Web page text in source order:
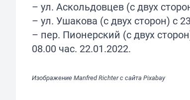
– ул. Аскольдовцев (с двух
– ул. Ушакова (с двух сторон) с
– пер. Пионерский (с двух
08.00 час. 22.01.2022.
ИзображениеManfred Richterс сайта Pixabay